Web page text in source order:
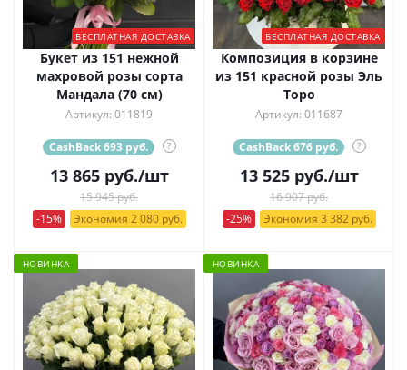
БЕСПЛАТНАЯ ДОСТАВКА
Букет из 151 нежной
махровой розы сорта
Мандала (70 см)
Артикул: 011819
CashBack 693 руб. ?
13 865руб./шт
15 945 руб.
-15%
Экономия 2 080 руб.
БЕСПЛАТНАЯ ДОСТАВКА
Композиция в корзине
из 151 красной розы Эль
Торо
Артикул: 011687
CashBack 676 руб. ?
13 525руб./шт
16 907 руб.
-25%
Экономия 3 382 руб.
НОВИНКА НОВИНКА